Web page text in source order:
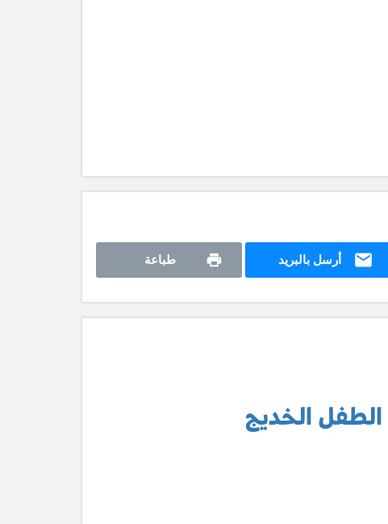
أرسل بالبريد طباعة
الطفل الخديج